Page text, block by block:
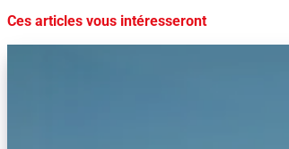
Ces articles vous intéresseront